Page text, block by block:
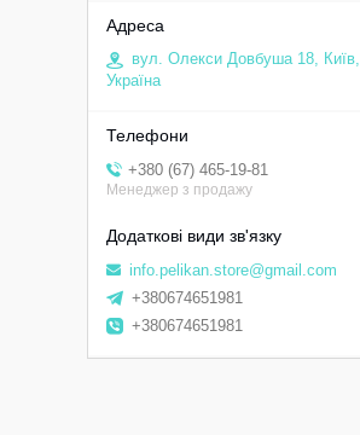
вул. Олекси Довбуша 18, Київ,
Україна
+380 (67) 465-19-81
Менеджер з продажу
info.pelikan.store@gmail.com
+380674651981
+380674651981